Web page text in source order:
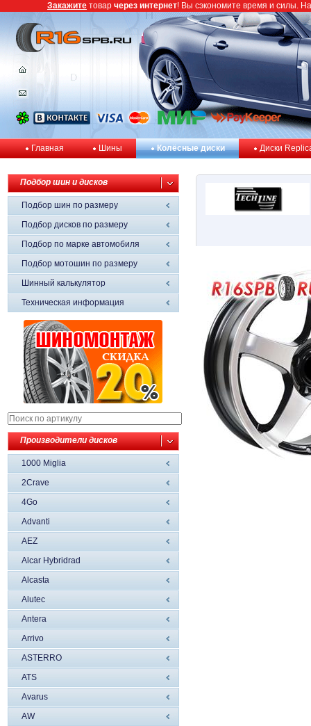
Главная Шины Колёсные диски Диски
Подбор шин и дисков
Подбор шин по размеру
Подбор дисков по размеру
Подбор по марке автомобиля
Подбор мотошин по размеру
Шинный калькулятор
Техническая информация
Производители дисков
1000 Miglia
2Crave
4Go
Advanti
AEZ
Alcar Hybridrad
Alcasta
Alutec
Antera
Arrivo
ASTERRO
ATS
Avarus
AW
Закажите товар через интернет! Вы сэкономите время и силы.